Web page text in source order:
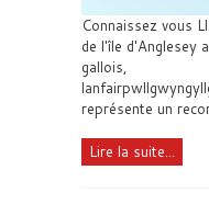
Connaissez vous
de l'île d'Anglesey
gallois,
représente un
Lire la suite...